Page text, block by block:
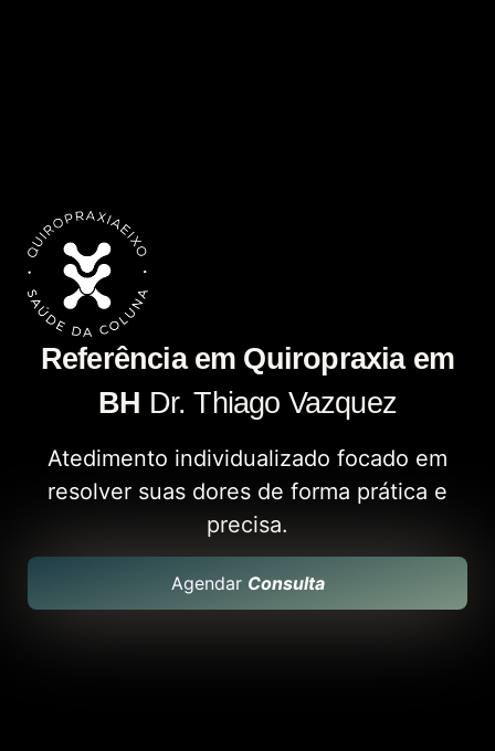
Referência em Quiropraxia em
BH Dr. Thiago Vazquez
Atedimento individualizado focado em
resolver suas dores de forma prática e
precisa.
Agendar Consulta